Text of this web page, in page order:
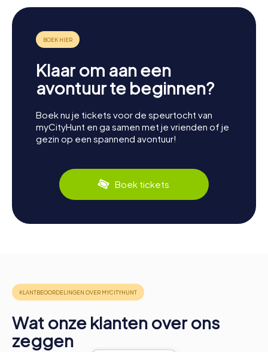
Klaar om aan een
avontuur te beginnen?
Boek nu je tickets voor de speurtocht van
myCityHunt en ga samen met je vrienden of je
gezin op een spannend avontuur!
Boek tickets
Wat onze klanten over ons
zeggen